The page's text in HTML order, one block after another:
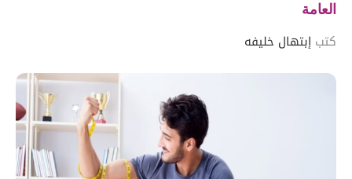
العامة
كتب إبتهال خليفه